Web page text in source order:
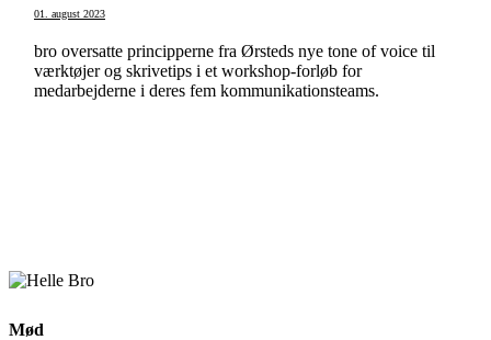
01. august 2023
bro oversatte principperne fra Ørsteds nye tone of voice til
værktøjer og skrivetips i et workshop-forløb for
medarbejderne i deres fem kommunikationsteams.
Mød